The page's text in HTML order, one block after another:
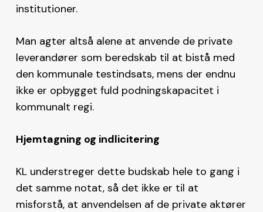
institutioner.
Man agter altså alene at anvende de private
leverandører som beredskab til at bistå med
den kommunale testindsats, mens der endnu
ikke er opbygget fuld podningskapacitet i
kommunalt regi.
Hjemtagning og indlicitering
KL understreger dette budskab hele to gang i
det samme notat, så det ikke er til at
misforstå, at anvendelsen af de private aktører